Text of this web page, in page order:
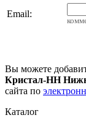
Email:
Вы можете
Кристал-НН
сайта по
Каталог